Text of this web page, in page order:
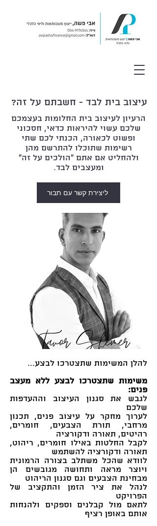
עיצוב בית לבד - חשבתם על זה?
הרעיון לעיצוב בית החלומות בעצמכם
שלכם עשוי להיראות כדאי, חסכוני
ופשוט לכאורה, הכנתי לכם שתי
רשימות שתוכלו להתרשם מהן
ולהחליט אם אתם "הולכים על זה"
ומעצבים לבד.
ליצירת קשר עם תבור
להלן המשימות שתצטרכו לבצע...
משימות שתצטרכו לבצע ללא מעצב
פנים:
לגבש את סגנון העיצוב וההעדפות
שלכם
לערוך מחקר על עיצוב פנים, תכנון
מרחבי, תורת הצבעים, חומרים,
רהיטים, תאורה ודקורציה
לקבל החלטות באילו חומרים, ריהוט,
תאורה ודקורציה להשתמש
לוודא שהכל משתלב בצורה הרמונית
ויוצר מראה ותחושה מגובשים הן
מבחינת הצבעים וגם סגנון הריהוט
לנהל את ציר הזמן והתקציב של
הפרויקט
לתאם מול קבלנים וספקים ולהנחות
אותם באופן רציף